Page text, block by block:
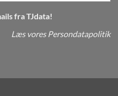
fra TJdata!
Læs vores Persondatapolitik